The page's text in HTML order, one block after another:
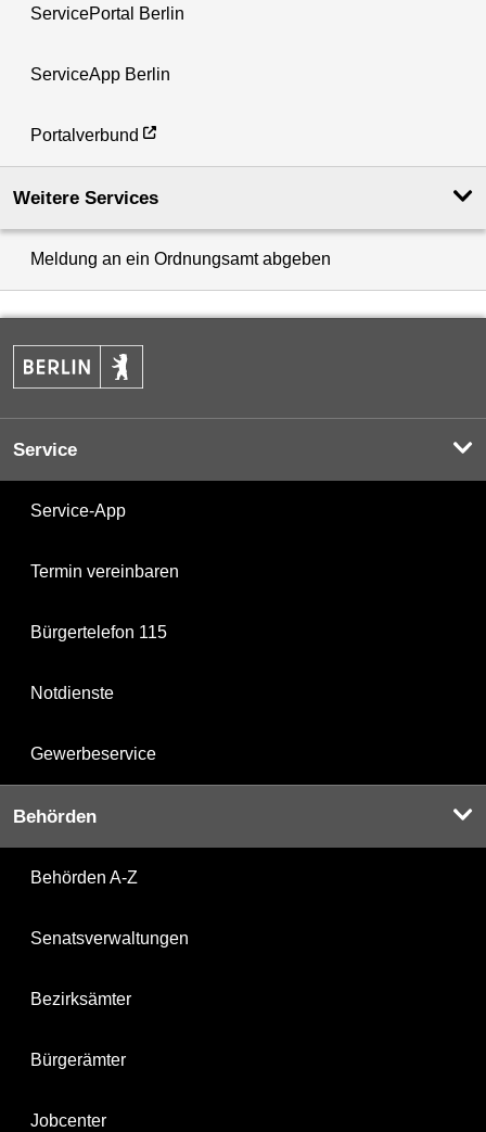
ServicePortal Berlin
ServiceApp Berlin
Portalverbund
Weitere Services
Meldung an ein Ordnungsamt abgeben
Service
Service-App
Termin vereinbaren
Bürgertelefon 115
Notdienste
Gewerbeservice
Behörden
Behörden A-Z
Senatsverwaltungen
Bezirksämter
Bürgerämter
Jobcenter